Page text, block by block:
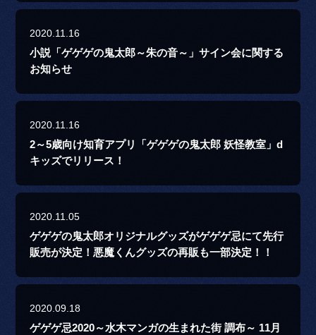
2020.11.16
小説「ゲゲゲの鬼太郎～朱の音～」サイン会に関する
お知らせ
2020.11.16
2～5歳向け知育アプリ「ゲゲゲの鬼太郎 妖怪教室」d
キッズでリリース！
2020.11.05
ゲゲゲの鬼太郎オリジナルグッズがゲゲゲ忌にて先行
販売が決定！悪魔くんグッズの再販も一部決定！！
2020.09.18
ゲゲゲ忌2020～水木マンガの生まれた街 調布～ 11月